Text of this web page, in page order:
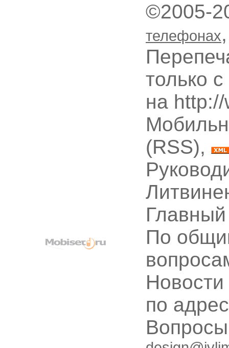
©2005-
телефонах
только
на
(RSS),
По
по